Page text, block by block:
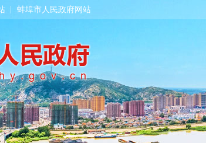
蚌埠市人民政府网站